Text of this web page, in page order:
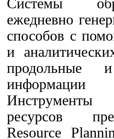
Системы
ежедневно
способов с
и
продольные
ресурсов
Resource